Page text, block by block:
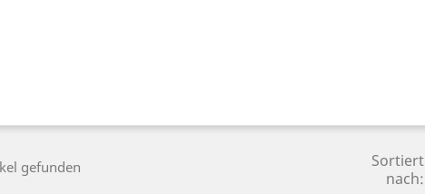
gefunden
Sortiert
nach: